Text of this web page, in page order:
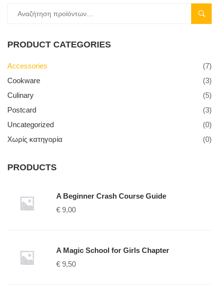
PRODUCT CATEGORIES
Accessories
(7)
Cookware
(3)
Culinary
(5)
Postcard
(3)
Uncategorized
(0)
Χωρίς κατηγορία
(0)
PRODUCTS
A Beginner Crash Course Guide
€ 9,00
A Magic School for Girls Chapter
€ 9,50